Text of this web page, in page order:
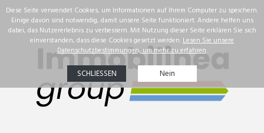
Immobilien
Unsere Erfolge
Immobiliensuche
☰